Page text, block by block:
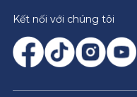
Kết nối với chúng tôi